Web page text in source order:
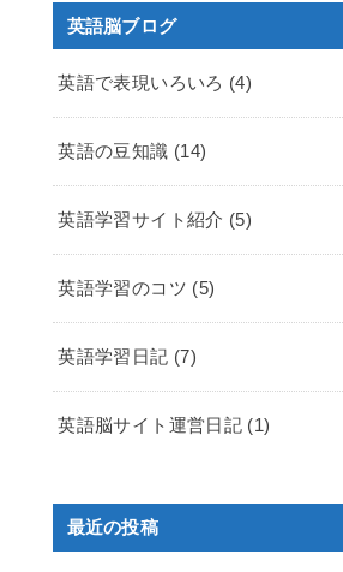
英語脳ブログ
英語で表現いろいろ (4)
英語の豆知識 (14)
英語学習サイト紹介 (5)
英語学習のコツ (5)
英語学習日記 (7)
英語脳サイト運営日記 (1)
最近の投稿